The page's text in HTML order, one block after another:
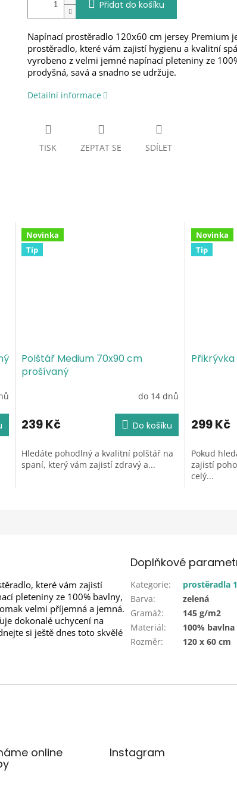
Přidat do košíku
Napínací prostěradlo 120x60 cm jersey Premium
prostěradlo, které vám zajistí hygienu a kvalitní
vyrobeno z velmi jemné napínací pleteniny ze
prodyšná, savá a snadno se udržuje.
Detailní informace
TISK ZEPTAT SE SDÍLET
Novinka
Tip
Polštář Medium 70x90 cm
prošívaný
produktu
je
z
5
do 14 dnů
239 Kč Do košíku
Hledáte pohodlný a kvalitní polštář na
spaní, který vám zajistí zdravý a...
Novinka
Tip
Přikrývka
produktu
je
z
5
hvězdiček.
299 Kč
Pokud
zajistí
celý...
které vám zajistí
pleteniny ze 100% bavlny,
velmi příjemná a jemná.
dokonalé uchycení na
si ještě dnes toto skvělé
Doplňkové
Kategorie:
prostěradla
Barva:
zelená
Gramáž:
145 g/m2
Materiál:
100% bavlna
Rozměr: 120 x 60 cm
online Instagram